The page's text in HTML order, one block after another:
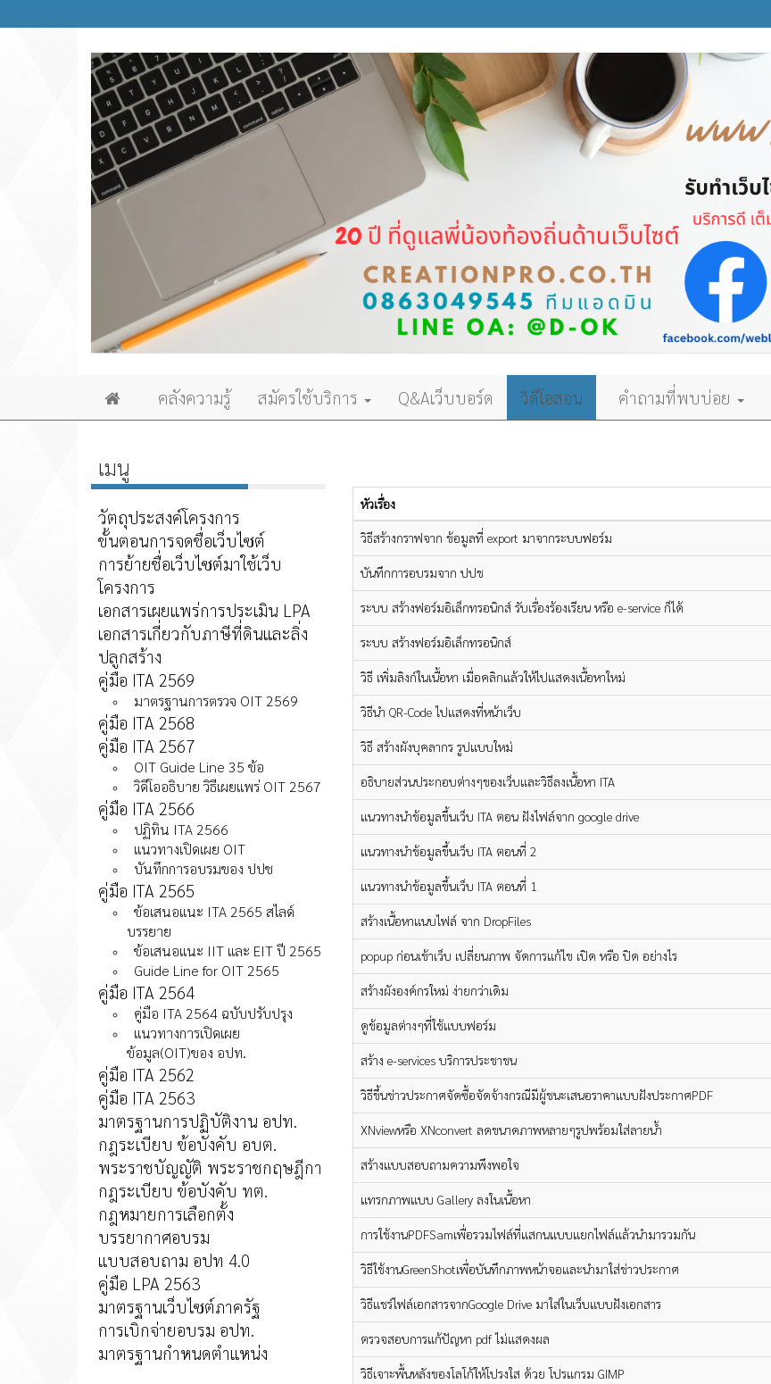
แรก
คลังความรู้ สมัครใช้บริการ Q&Aเว็บบอร์ด วิดีโอสอน คำถามที่พบบ่อย
หัวเรื่อง
วิธีสร้างกราฟจาก ข้อมูลที่ export มาจากระบบฟอร์ม
บันทึกการอบรมจาก ปปช
ระบบ สร้างฟอร์มอิเล็กทรอนิกส์ รับเรื่องร้องเรียน หรือ e-service ก็ได้
ระบบ สร้างฟอร์มอิเล็กทรอนิกส์
วิธี เพิ่มลิงก์ในเนื้อหา เมื่อคลิกแล้วให้ไปแสดงเนื้อหาใหม่
วิธีนำ QR-Code ไปแสดงที่หน้าเว็บ
วิธี สร้างผังบุคลากร รูปแบบใหม่
อธิบายส่วนประกอบต่างๆของเว็บและวิธีลงเนื้อหา ITA
แนวทางนำข้อมูลขึ้นเว็บ ITA ตอน ฝังไฟล์จาก google drive
แนวทางนำข้อมูลขึ้นเว็บ ITA ตอนที่ 2
แนวทางนำข้อมูลขึ้นเว็บ ITA ตอนที่ 1
สร้างเนื้อหาแนบไฟล์ จาก DropFiles
popup ก่อนเข้าเว็บ เปลี่ยนภาพ จัดการแก้ไข เปิด หรือ ปิด อย่างไร
สร้างผังองค์กรใหม่ ง่ายกว่าเดิม
ดูข้อมูลต่างๆที่ใช้แบบฟอร์ม
สร้าง e-services บริการประชาชน
วิธีขึ้นข่าวประกาศจัดซื้อจัดจ้างกรณีมีผู้ชนะเสนอราคาแบบฝังประกาศPDF
XNviewหรือ XNconvert ลดขนาดภาพหลายๆรูปพร้อมใส่ลายน้ำ
สร้างแบบสอบถามความพึงพอใจ
แทรกภาพแบบ Gallery ลงในเนื้อหา
การใช้งานPDFSamเพื่อรวมไฟล์ที่แสกนแบบแยกไฟล์แล้วนำมารวมกัน
วิธีใช้งานGreenShotเพื่อบันทึกภาพหน้าจอและนำมาใส่ข่าวประกาศ
วิธีแชร์ไฟล์เอกสารจากGoogle Drive มาใส่ในเว็บแบบฝังเอกสาร
ตรวจสอบการแก้ปัญหา pdf ไม่แสดงผล
วิธีเจาะพื้นหลังของโลโก้ให้โปรงใส ด้วย โปรแกรม GIMP
เมนู
วัตถุประสงค์โครงการ
ขั้นตอนการจดชื่อเว็บไซต์
การย้ายชื่อเว็บไซต์มาใช้เว็บ
โครงการ
เอกสารเผยแพร่การประเมิน LPA
เอกสารเกี่ยวกับภาษีที่ดินและลิ่ง
ปลูกสร้าง
คู่มือ ITA 2569
มาตรฐานการตรวจ OIT 2569
คู่มือ ITA 2568
คู่มือ ITA 2567
OIT Guide Line 35 ข้อ
วิดีโออธิบาย วิธีเผยแพร่ OIT 2567
คู่มือ ITA 2566
ปฏิทิน ITA 2566
แนวทางเปิดเผย OIT
บันทึกการอบรมของ ปปช
คู่มือ ITA 2565
ข้อเสนอแนะ ITA 2565 สไลด์
บรรยาย
ข้อเสนอแนะ IIT และ EIT ปี 2565
Guide Line for OIT 2565
คู่มือ ITA 2564
คู่มือ ITA 2564 ฉบับปรับปรุง
แนวทางการเปิดเผย
ข้อมูล(OIT)ของ อปท.
คู่มือ ITA 2562
คู่มือ ITA 2563
มาตรฐานการปฏิบัติงาน อปท.
กฎระเบียบ ข้อบังคับ อบต.
พระราชบัญญัติ พระราชกฤษฎีกา
กฎระเบียบ ข้อบังคับ ทต.
กฎหมายการเลือกตั้ง
บรรยากาศอบรม
แบบสอบถาม อปท 4.0
คู่มือ LPA 2563
มาตรฐานเว็บไซต์ภาครัฐ
การเบิกจ่ายอบรม อปท.
มาตรฐานกำหนดตำแหน่ง